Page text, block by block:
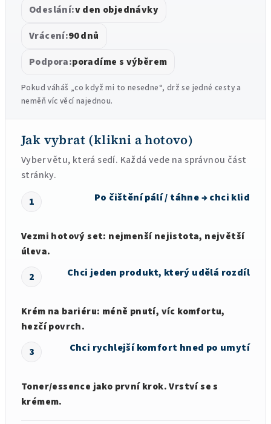
Odeslání:v den objednávky
Vrácení:90 dnů
Podpora:poradíme s výběrem
Pokud váháš „co když mi to nesedne“, drž se jedné cesty a
neměň víc věcí najednou.
Jak vybrat (klikni a hotovo)
Vyber větu, která sedí. Každá vede na správnou část
stránky.
1
Po čištění pálí / táhne → chci klid
Vezmi hotový set: nejmenší nejistota, největší
úleva.
2
Chci jeden produkt, který udělá rozdíl
Krém na bariéru: méně pnutí, víc komfortu,
hezčí povrch.
3
Chci rychlejší komfort hned po umytí
Toner/essence jako první krok. Vrství se s
krémem.